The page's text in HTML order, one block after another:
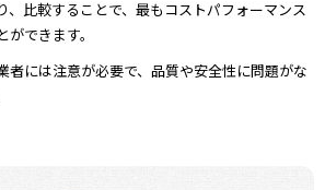
、比較することで、最もコストパフォーマンス
できます。
者には注意が必要で、品質や安全性に問題がな